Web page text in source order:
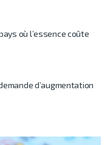
où l’essence coûte
d’augmentation